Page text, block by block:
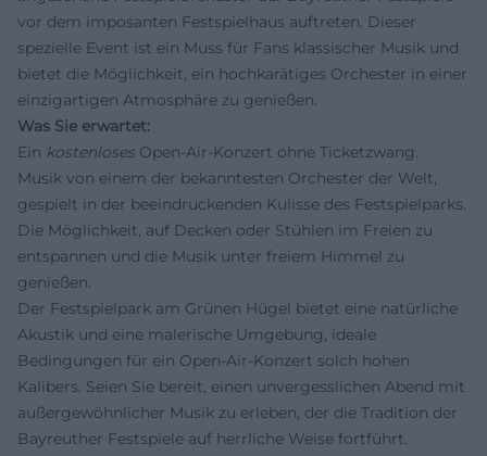
vor dem imposanten Festspielhaus auftreten. Dieser
spezielle Event ist ein Muss für Fans klassischer Musik und
bietet die Möglichkeit, ein hochkarätiges Orchester in einer
einzigartigen Atmosphäre zu genießen.
Was Sie erwartet:
Ein kostenlosesOpen-Air-Konzert ohne Ticketzwang.
Musik von einem der bekanntesten Orchester der Welt,
gespielt in der beeindruckenden Kulisse des Festspielparks.
Die Möglichkeit, auf Decken oder Stühlen im Freien zu
entspannen und die Musik unter freiem Himmel zu
genießen.
Der Festspielpark am Grünen Hügel bietet eine natürliche
Akustik und eine malerische Umgebung, ideale
Bedingungen für ein Open-Air-Konzert solch hohen
Kalibers. Seien Sie bereit, einen unvergesslichen Abend mit
außergewöhnlicher Musik zu erleben, der die Tradition der
Bayreuther Festspiele auf herrliche Weise fortführt.